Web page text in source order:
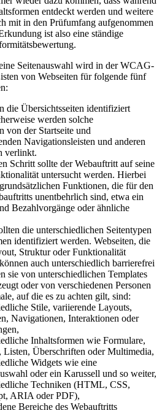
entdeckt werden und weitere
mit in den Prüfumfang aufgenommen
ist also eine ständige
Seitenauswahl wird in der WCAG-
von Webseiten für folgende fünf
die Übersichtsseiten identifiziert
werden solche
von der Startseite und
Navigationsleisten und anderen
verlinkt.
Schritt sollte der Webauftritt auf seine
untersucht werden. Hierbei
Funktionen, die für den
unentbehrlich sind, etwa ein
Bezahlvorgänge oder ähnliche
die unterschiedlichen Seitentypen
identifiziert werden. Webseiten, die
Struktur oder Funktionalität
auch unterschiedlich barrierefrei
sie von unterschiedlichen Templates
oder von verschiedenen Personen
auf die es zu achten gilt, sind:
Stile, variierende Layouts,
Navigationen, Interaktionen oder
Inhaltsformen wie Formulare,
Listen, Überschriften oder Multimedia,
Widgets wie eine
oder ein Karussell und so weiter,
Techniken (HTML, CSS,
ARIA oder PDF),
Bereiche des Webauftritts